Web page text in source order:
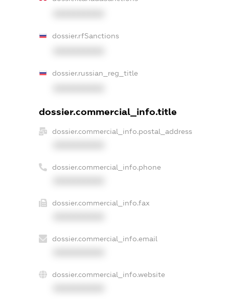
dossier.rfSanctions
dossier.russian_reg_title
dossier.commercial_info.title
dossier.commercial_info.postal_address
dossier.commercial_info.phone
dossier.commercial_info.fax
dossier.commercial_info.email
dossier.commercial_info.website